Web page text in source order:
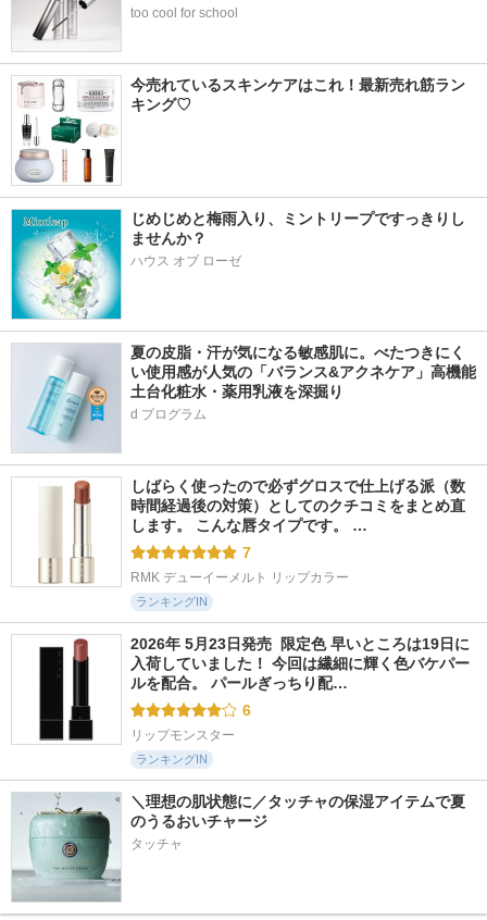
too cool for school
今売れているスキンケアはこれ！最新売れ筋ラン
キング♡
じめじめと梅雨入り、ミントリープですっきりし
ませんか？
ハウス オブ ローゼ
夏の皮脂・汗が気になる敏感肌に。べたつきにく
い使用感が人気の「バランス&アクネケア」高機能
土台化粧水・薬用乳液を深掘り
d プログラム
しばらく使ったので必ずグロスで仕上げる派（数
時間経過後の対策）としてのクチコミをまとめ直
します。 こんな唇タイプです。 …
7
RMK デューイーメルト リップカラー
ランキングIN
2026年 5月23日発売  限定色 早いところは19日に
入荷していました！ 今回は繊細に輝く色バケパー
ルを配合。 パールぎっちり配…
6
リップモンスター
ランキングIN
＼理想の肌状態に／タッチャの保湿アイテムで夏
のうるおいチャージ
タッチャ